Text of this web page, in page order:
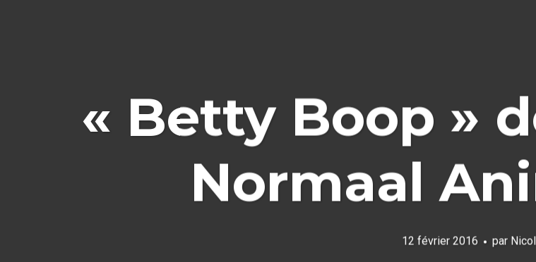
« Betty Boop »
Normaal
12 février 2016 par